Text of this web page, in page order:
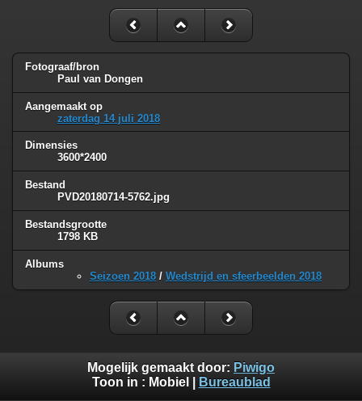
Fotograaf/bron
Paul van Dongen
Aangemaakt op
zaterdag 14 juli 2018
Dimensies
3600*2400
Bestand
PVD20180714-5762.jpg
Bestandsgrootte
1798 KB
Albums
Seizoen 2018 / Wedstrijd en sfeerbeelden 2018
Mogelijk gemaakt door: Piwigo
Toon in : Mobiel Bureaublad